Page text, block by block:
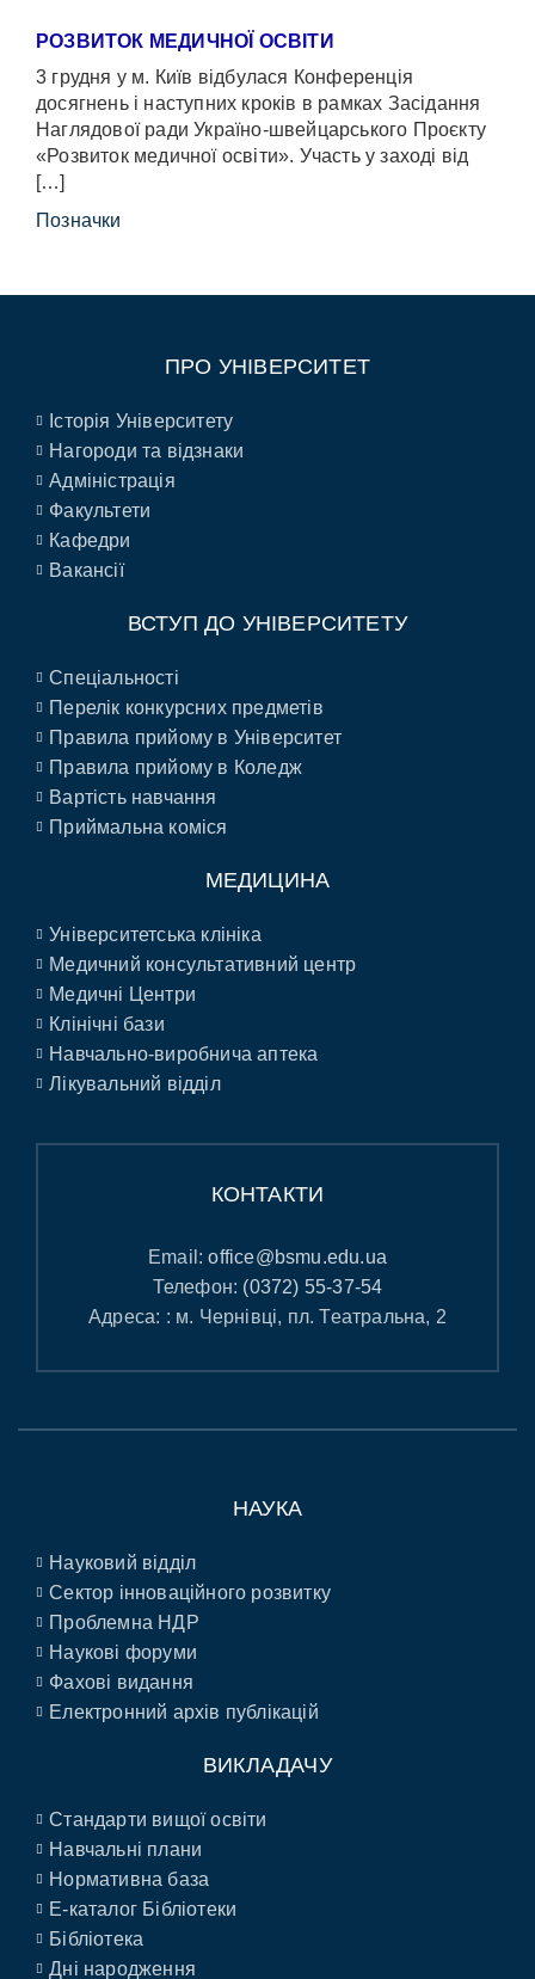
РОЗВИТОК МЕДИЧНОЇ ОСВІТИ
3 грудня у м. Київ відбулася Конференція
досягнень і наступних кроків в рамках Засідання
Наглядової ради Україно-швейцарського Проєкту
«Розвиток медичної освіти». Участь у заході від
[…]
Позначки
ПРО УНІВЕРСИТЕТ
Історія Університету
Нагороди та відзнаки
Адміністрація
Факультети
Кафедри
Вакансії
ВСТУП ДО УНІВЕРСИТЕТУ
Спеціальності
Перелік конкурсних предметів
Правила прийому в Університет
Правила прийому в Коледж
Вартість навчання
Приймальна коміся
МЕДИЦИНА
Університетська клініка
Медичний консультативний центр
Медичні Центри
Клінічні бази
Навчально-виробнича аптека
Лікувальний відділ
КОНТАКТИ
Email:office@bsmu.edu.ua
Телефон: (0372) 55-37-54
Адреса: : м. Чернівці, пл. Театральна, 2
НАУКА
Науковий відділ
Сектор інноваційного розвитку
Проблемна НДР
Наукові форуми
Фахові видання
Електронний архів публікацій
ВИКЛАДАЧУ
Стандарти вищої освіти
Навчальні плани
Нормативна база
E-каталог Бібліотеки
Бібліотека
Дні народження